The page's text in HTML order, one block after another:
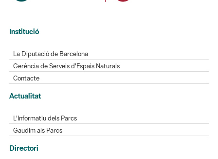
Institució
La Diputació de Barcelona
Gerència de Serveis d'Espais Naturals
Contacte
Actualitat
L'Informatiu dels Parcs
Gaudim als Parcs
Directori